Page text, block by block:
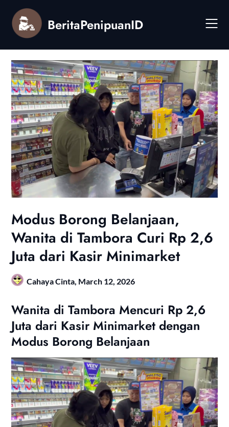
content
BeritaPenipuanID
Modus Borong Belanjaan,
Wanita di Tambora Curi Rp 2,6
Juta dari Kasir Minimarket
Cahaya Cinta, March 12, 2026
Wanita di Tambora Mencuri Rp 2,6
Juta dari Kasir Minimarket dengan
Modus Borong Belanjaan